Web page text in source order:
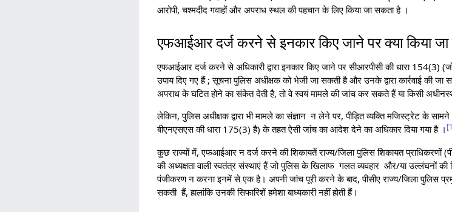
आरोपी, चश्मदीद गवाहों और अपराध स्थल की पहचान के लिए किया जा सकता है ।
एफआईआर दर्ज करने से इनकार किए जाने पर क्या किया
एफआईआर दर्ज करने से अधिकारी द्वारा इनकार किए जाने पर सीआरपीसी की धारा
उपाय दिए गए हैं ; सूचना पुलिस अधीक्षक को भेजी जा सकती है और उनके द्वारा कार्रवाई की
अपराध के घटित होने का संकेत देती है, तो वे स्वयं मामले की जांच कर सकते हैं या किसी
लेकिन, पुलिस अधीक्षक द्वारा भी मामले का संज्ञान न लेने पर, पीड़ित व्यक्ति मजिस्ट्रेट के
बीएनएसएस की धारा 175(3) है) के तहत ऐसी जांच का आदेश देने का अधिकार दिया गया है । [
कुछ राज्यों में, एफआईआर न दर्ज करने की शिकायतें राज्य/जिला पुलिस शिकायत प्राधिकरणों
की अध्यक्षता वाली स्वतंत्र संस्थाएं हैं जो पुलिस के खिलाफ गलत व्यवहार और/या उल्लंघनों
पंजीकरण न करना इनमें से एक है। अपनी जांच पूरी करने के बाद, पीसीए राज्य/जिला पुलिस
सकती हैं, हालांकि उनकी सिफारिशें हमेशा बाध्यकारी नहीं होती हैं।